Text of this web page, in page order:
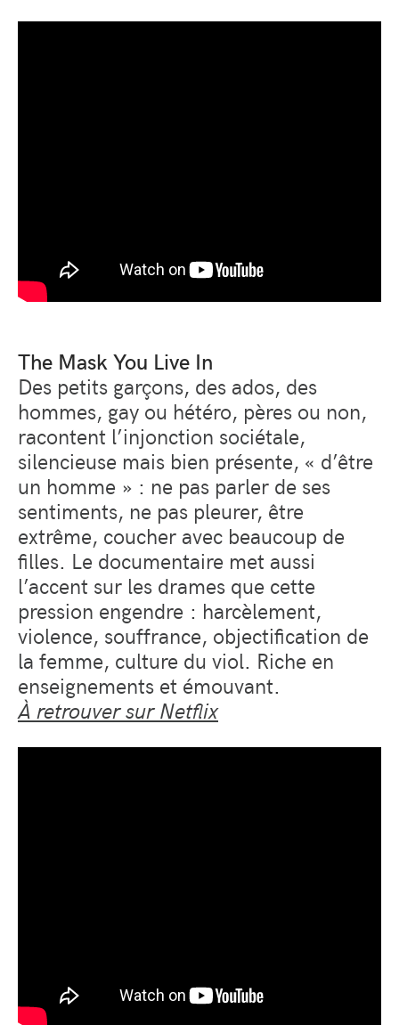
The Mask You Live In
Des petits garçons, des ados, des
hommes, gay ou hétéro, pères ou non,
racontent l’injonction sociétale,
silencieuse mais bien présente, « d’être
un homme » : ne pas parler de ses
sentiments, ne pas pleurer, être
extrême, coucher avec beaucoup de
filles. Le documentaire met aussi
l’accent sur les drames que cette
pression engendre : harcèlement,
violence, souffrance, objectification de
la femme, culture du viol. Riche en
enseignements et émouvant.
À retrouver sur Netflix